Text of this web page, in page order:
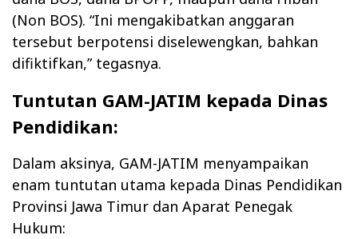
(Non BOS). “Ini mengakibatkan anggaran
tersebut berpotensi diselewengkan, bahkan
difiktifkan,” tegasnya.
Tuntutan GAM-JATIM kepada Dinas
Pendidikan:
Dalam aksinya, GAM-JATIM menyampaikan
enam tuntutan utama kepada Dinas Pendidikan
Provinsi Jawa Timur dan Aparat Penegak
Hukum: